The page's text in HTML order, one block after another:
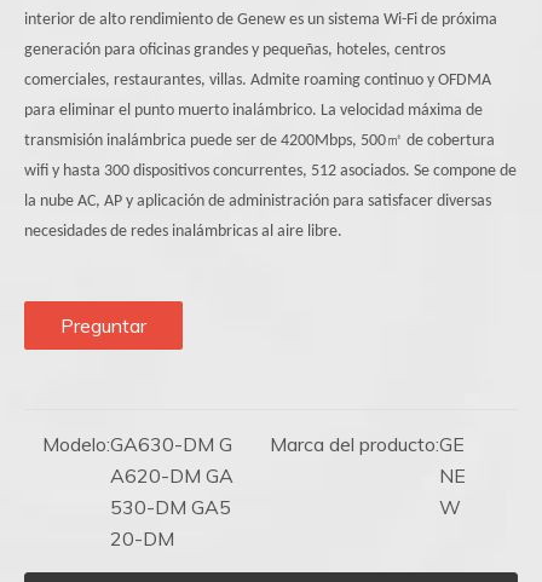
interior de alto rendimiento de Genew es un sistema Wi-Fi de próxima
generación para oficinas grandes y pequeñas, hoteles, centros
comerciales, restaurantes, villas. Admite roaming continuo y OFDMA
para eliminar el punto muerto inalámbrico. La velocidad máxima de
transmisión inalámbrica puede ser de 4200Mbps, 500㎡ de cobertura
wifi y hasta 300 dispositivos concurrentes, 512 asociados. Se compone de
la nube AC, AP y aplicación de administración para satisfacer diversas
necesidades de redes inalámbricas al aire libre.
Preguntar
Modelo:GA630-DM G
A620-DM GA
530-DM GA5
20-DM
Marca del producto:GE
NE
W